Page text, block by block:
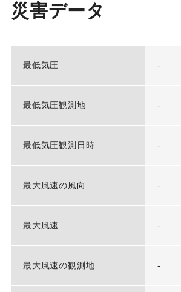
災害データ
最低気圧 -
最低気圧観測地 -
最低気圧観測日時 -
最大風速の風向 -
最大風速 -
最大風速の観測地 -